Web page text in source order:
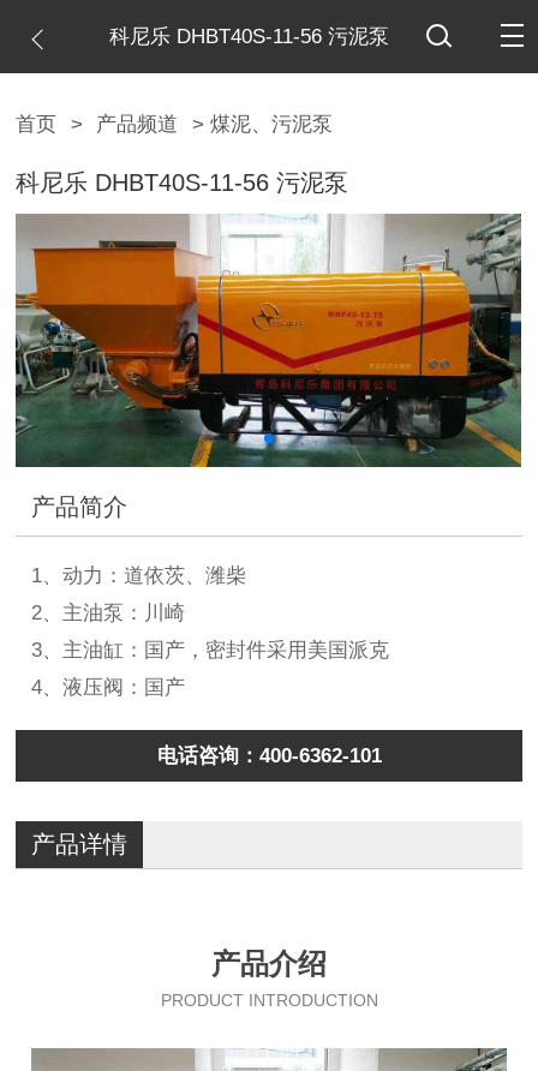
科尼乐 DHBT40S-11-56 污泥泵
首页 > 产品频道 > 煤泥、污泥泵
科尼乐 DHBT40S-11-56 污泥泵
产品简介
1、动力：道依茨、潍柴
2、主油泵：川崎
3、主油缸：国产，密封件采用美国派克
4、液压阀：国产
电话咨询：400-6362-101
产品详情
产品介绍
PRODUCT INTRODUCTION